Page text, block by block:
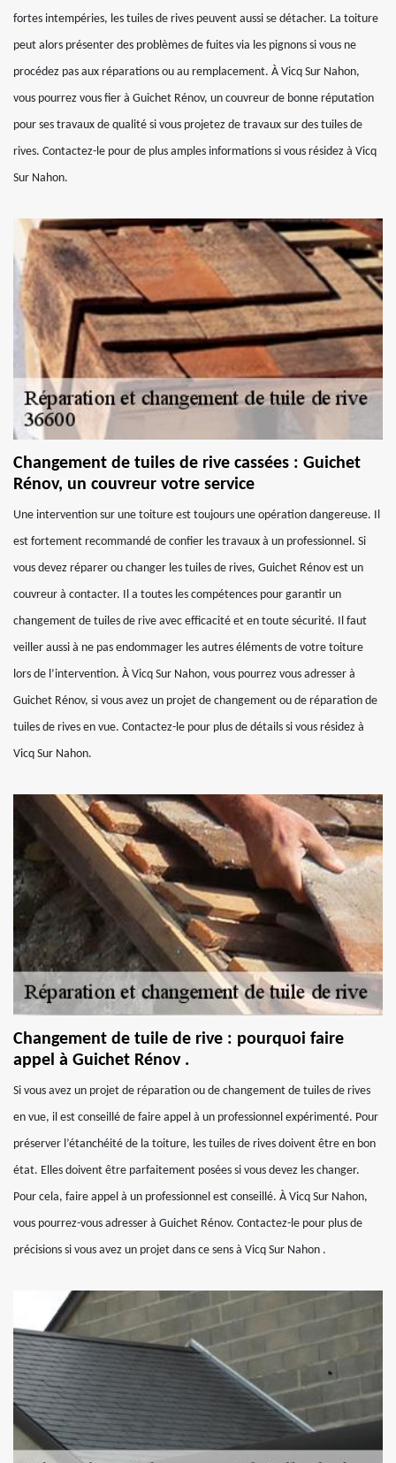
fortes intempéries, les tuiles de rives peuvent aussi se détacher. La toiture
peut alors présenter des problèmes de fuites via les pignons si vous ne
procédez pas aux réparations ou au remplacement. À Vicq Sur Nahon,
vous pourrez vous fier à Guichet Rénov, un couvreur de bonne réputation
pour ses travaux de qualité si vous projetez de travaux sur des tuiles de
rives. Contactez-le pour de plus amples informations si vous résidez à Vicq
Sur Nahon.
Changement de tuiles de rive cassées : Guichet
Rénov, un couvreur votre service
Une intervention sur une toiture est toujours une opération dangereuse. Il
est fortement recommandé de confier les travaux à un professionnel. Si
vous devez réparer ou changer les tuiles de rives, Guichet Rénov est un
couvreur à contacter. Il a toutes les compétences pour garantir un
changement de tuiles de rive avec efficacité et en toute sécurité. Il faut
veiller aussi à ne pas endommager les autres éléments de votre toiture
lors de l’intervention. À Vicq Sur Nahon, vous pourrez vous adresser à
Guichet Rénov, si vous avez un projet de changement ou de réparation de
tuiles de rives en vue. Contactez-le pour plus de détails si vous résidez à
Vicq Sur Nahon.
Changement de tuile de rive : pourquoi faire
appel à Guichet Rénov .
Si vous avez un projet de réparation ou de changement de tuiles de rives
en vue, il est conseillé de faire appel à un professionnel expérimenté. Pour
préserver l’étanchéité de la toiture, les tuiles de rives doivent être en bon
état. Elles doivent être parfaitement posées si vous devez les changer.
Pour cela, faire appel à un professionnel est conseillé. À Vicq Sur Nahon,
vous pourrez-vous adresser à Guichet Rénov. Contactez-le pour plus de
précisions si vous avez un projet dans ce sens à Vicq Sur Nahon .